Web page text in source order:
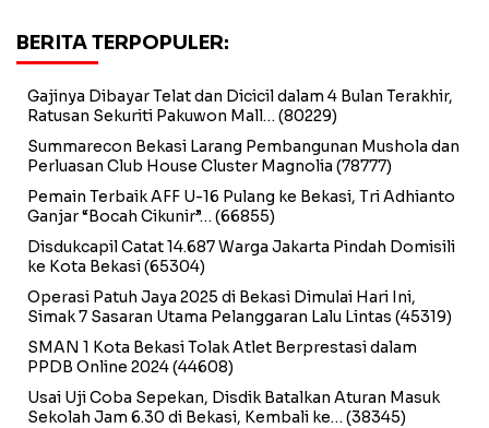
BERITA TERPOPULER:
Gajinya Dibayar Telat dan Dicicil dalam 4 Bulan Terakhir,
Ratusan Sekuriti Pakuwon Mall… (80229)
Summarecon Bekasi Larang Pembangunan Mushola dan
Perluasan Club House Cluster Magnolia (78777)
Pemain Terbaik AFF U-16 Pulang ke Bekasi, Tri Adhianto
Ganjar “Bocah Cikunir”… (66855)
Disdukcapil Catat 14.687 Warga Jakarta Pindah Domisili
ke Kota Bekasi(65304)
Operasi Patuh Jaya 2025 di Bekasi Dimulai Hari Ini,
Simak 7 Sasaran Utama Pelanggaran Lalu Lintas (45319)
SMAN 1 Kota Bekasi Tolak Atlet Berprestasi dalam
PPDB Online 2024(44608)
Usai Uji Coba Sepekan, Disdik Batalkan Aturan Masuk
Sekolah Jam 6.30 di Bekasi, Kembali ke… (38345)